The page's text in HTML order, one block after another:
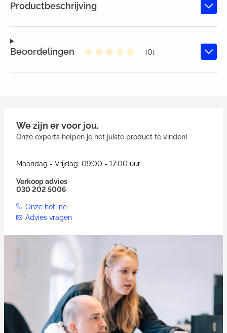
Productbeschrijving
Beoordelingen
(0)
We zijn er voor jou.
Onze experts helpen je het juiste product te vinden!
Maandag - Vrijdag: 09:00 - 17:00 uur
Verkoop advies
030 202 5006
Onze hotline
Advies vragen